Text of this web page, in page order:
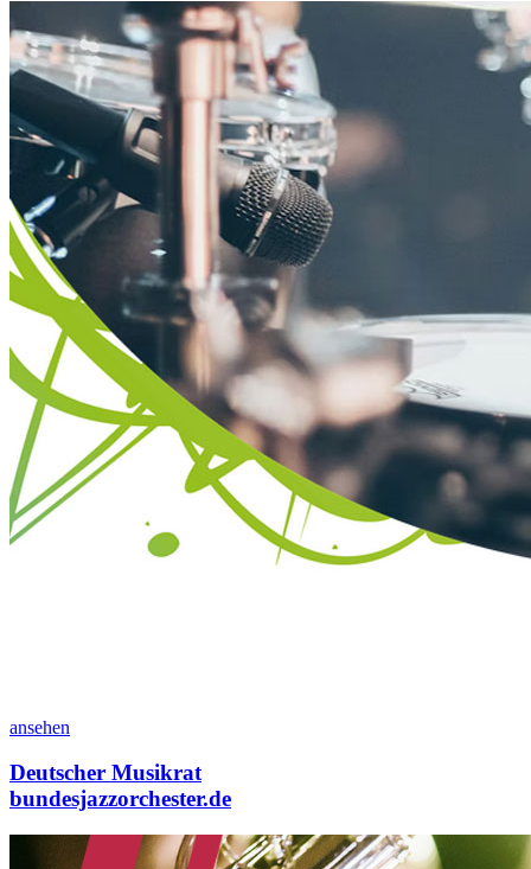
ansehen
Deutscher Musikrat
bundesjazzorchester.de